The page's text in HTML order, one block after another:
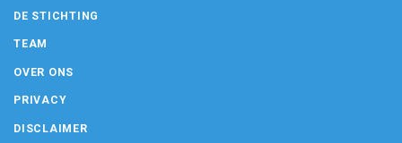
DE STICHTING
TEAM
OVER ONS
PRIVACY
DISCLAIMER